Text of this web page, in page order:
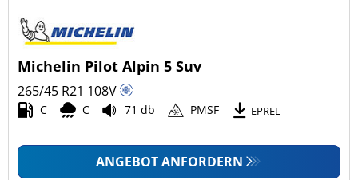
Michelin Pilot Alpin 5 Suv
265/45 R21 108V
C C 71 db PMSF EPREL
ANGEBOT ANFORDERN